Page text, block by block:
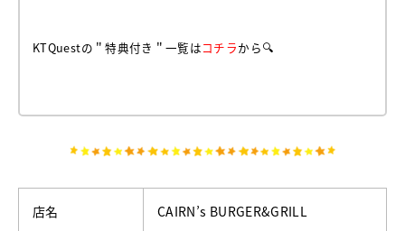
KTQuestの＂特典付き＂一覧はコチラから🔍
店名 CAIRN’s BURGER&GRILL